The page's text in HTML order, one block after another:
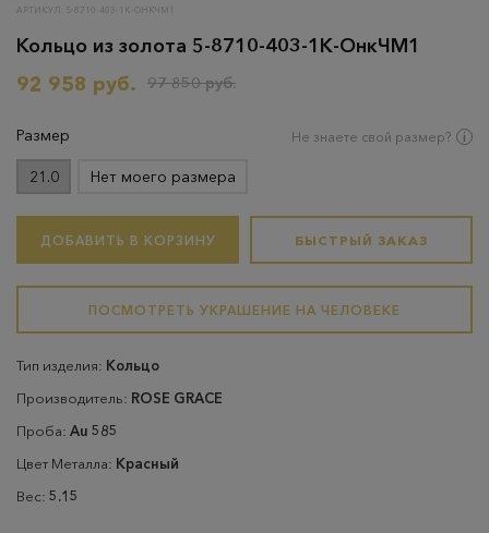
АРТИКУЛ: 5-8710-403-1К-ОНКЧМ1
Кольцо из золота 5-8710-403-1К-ОнкЧМ1
92 958 руб.
97 850 руб.
Размер Не знаете свой размер?
21.0 Нет моего размера
ДОБАВИТЬ В КОРЗИНУ БЫСТРЫЙ ЗАКАЗ
ПОСМОТРЕТЬ УКРАШЕНИЕ НА ЧЕЛОВЕКЕ
Тип изделия: Кольцо
Производитель: ROSE GRACE
Проба: Au 585
Цвет Металла: Красный
Вес: 5.15